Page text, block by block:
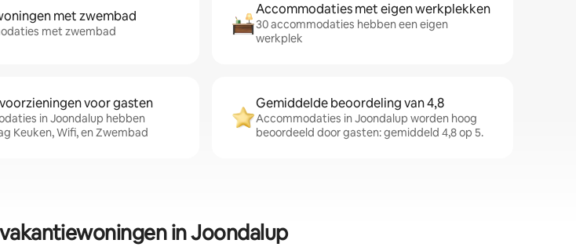
met zwembad
met zwembad
Accommodaties met eigen werkplekken
30 accommodaties hebben een eigen
werkplek
voor gasten
in Joondalup hebben
Keuken, Wifi, en Zwembad
Gemiddelde beoordeling van 4,8
Accommodaties in Joondalup worden hoog
beoordeeld door gasten: gemiddeld 4,8 op 5.
in Joondalup